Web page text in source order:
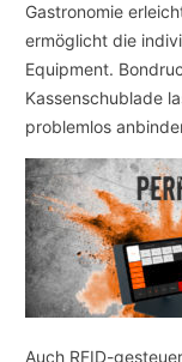
Gastronomie
ermöglicht die
Equipment.
Kassenschublade
problemlos
Auch RFID-